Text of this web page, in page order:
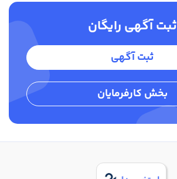
ثبت آگهی رایگان
ثبت آگهی
بخش کارفرمایان